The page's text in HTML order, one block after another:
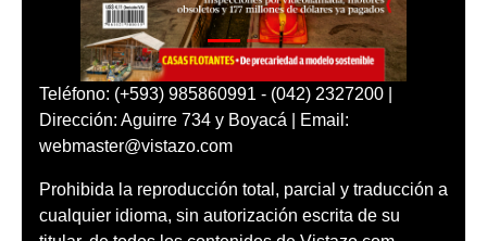
Teléfono: (+593) 985860991 - (042) 2327200 |
Dirección: Aguirre 734 y Boyacá | Email:
webmaster@vistazo.com
Prohibida la reproducción total, parcial y traducción a
cualquier idioma, sin autorización escrita de su